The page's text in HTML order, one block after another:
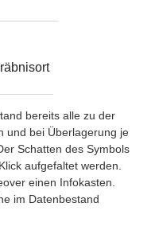
bereits alle zu der
und bei Überlagerung je
Schatten des Symbols
aufgefaltet werden.
einen Infokasten.
im Datenbestand